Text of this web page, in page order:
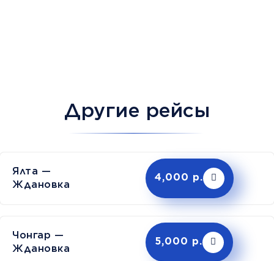
Другие рейсы
Ялта —
Ждановка
4,000 р.
Чонгар —
Ждановка
5,000 р.